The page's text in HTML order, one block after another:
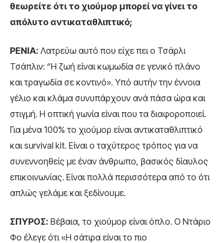
θεωρείτε ότι το χιούμορ μπορεί να γίνει το
απόλυτο αντικαταθλιπτικό;
ΡΕΝΙΑ: Λατρεύω αυτό που είχε πει ο Τσάρλι
Τσάπλιν: “Η ζωή είναι κωμωδία σε γενικό πλάνο
και τραγωδία σε κοντινό». Υπό αυτήν την έννοια
γέλιο και κλάμα συνυπάρχουν ανά πάσα ώρα και
στιγμή. Η οπτική γωνία είναι που τα διαφοροποιεί.
Για μένα 100% το χιούμορ είναι αντικαταθλιπτικό
και survival kit. Eίναι ο ταχύτερος τρόπος για να
συνεννοηθείς με έναν άνθρωπο, βασικός δίαυλος
επικοινωνίας. Είναι πολλά περισσότερα από το ότι
απλώς γελάμε και ξεδίνουμε.
ΣΠΥΡΟΣ: Βέβαια, το χιούμορ είναι όπλο. Ο Ντάριο
Φο έλεγε ότι «Η σάτιρα είναι το πιο